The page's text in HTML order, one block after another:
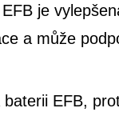
je
a může
EFB,